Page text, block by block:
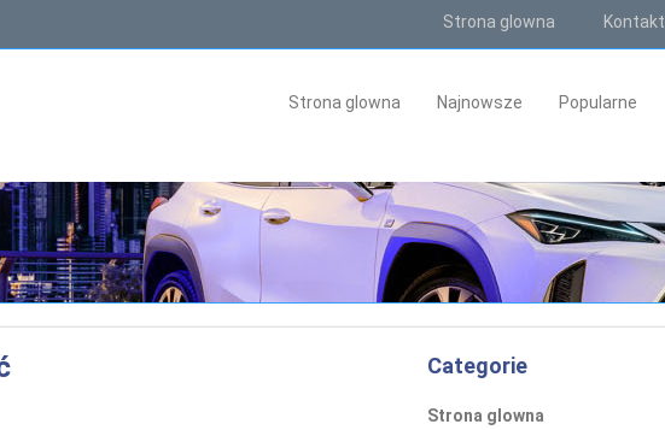
Strona glowna Kontakt
Strona glowna Najnowsze Popularne
Categorie
Strona glowna